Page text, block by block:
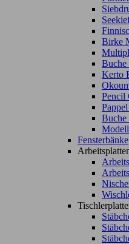
Birke
Kerto
Pencil
Buche
Fensterbänke